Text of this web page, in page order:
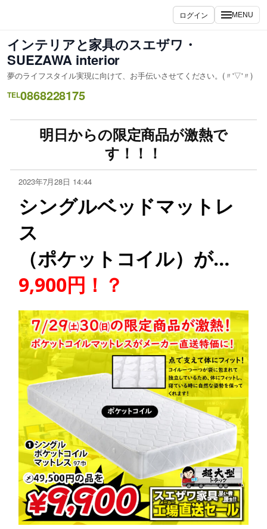
ログイン MENU
インテリアと家具のスエザワ・
SUEZAWA interior
夢のライフスタイル実現に向けて、お手伝いさせてください。(〃'▽'〃)
TEL0868228175
明日からの限定商品が激熱で
す！！！
2023年7月28日 14:44
シングルベッドマットレ
ス
（ポケットコイル）が…
9,900円！？